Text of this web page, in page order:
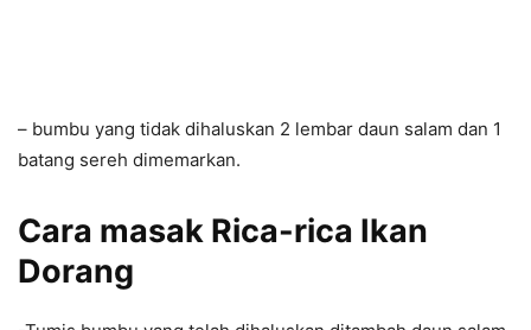
– bumbu yang tidak dihaluskan 2 lembar daun salam dan 1
batang sereh dimemarkan.
Cara masak Rica-rica Ikan
Dorang